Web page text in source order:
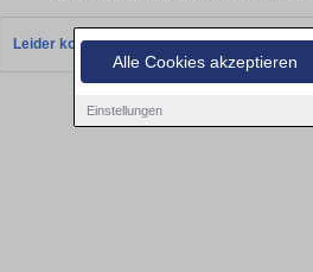
Alle Cookies akzeptieren
Einstellungen
Leider konnten wir derzeit keine passenden